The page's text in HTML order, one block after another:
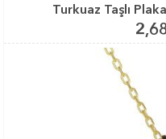
Turkuaz Taşlı